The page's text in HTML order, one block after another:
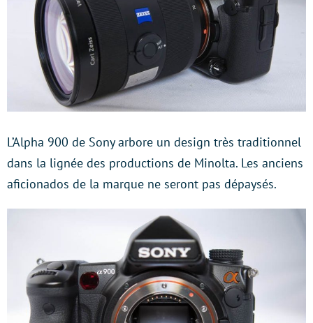
L’Alpha 900 de Sony arbore un design très traditionnel
dans la lignée des productions de Minolta. Les anciens
aficionados de la marque ne seront pas dépaysés.